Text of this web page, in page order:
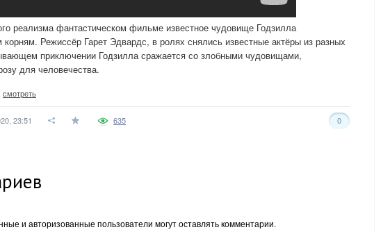
реализма фантастическом фильме известное чудовище Годзилла
корням. Режиссёр Гарет Эдвардс, в ролях снялись известные актёры из разных
приключении Годзилла сражается со злобными чудовищами,
для человечества.
смотреть
23:51 0
635
и авторизованные пользователи могут оставлять комментарии.